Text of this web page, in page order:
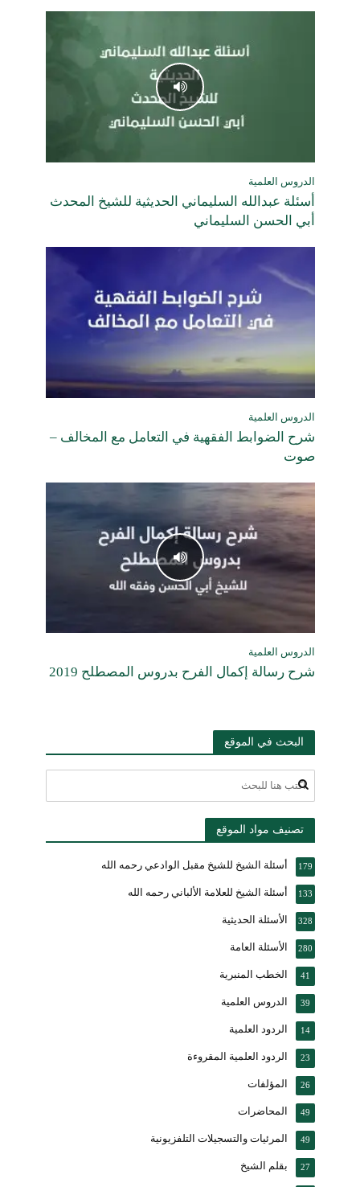
الدروس العلمية
أسئلة عبدالله السليماني الحديثية للشيخ المحدث
أبي الحسن السليماني
الدروس العلمية
شرح الضوابط الفقهية في التعامل مع المخالف –
صوت
الدروس العلمية
شرح رسالة إكمال الفرح بدروس المصطلح 2019
البحث في الموقع
تصنيف مواد الموقع
أسئلة الشيخ للشيخ مقبل الوادعي رحمه الله 179
أسئلة الشيخ للعلامة الألباني رحمه الله 133
الأسئلة الحديثية 328
الأسئلة العامة 280
الخطب المنبرية 41
الدروس العلمية 39
الردود العلمية 14
الردود العلمية المقروءة 23
المؤلفات 26
المحاضرات 49
المرئيات والتسجيلات التلفزيونية 49
بقلم الشيخ 27